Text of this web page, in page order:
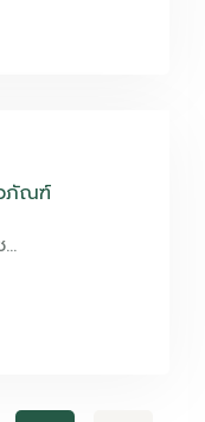
ภัณฑ์
…